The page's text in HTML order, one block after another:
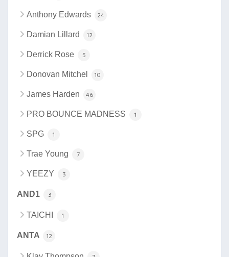
Anthony Edwards 24
Damian Lillard 12
Derrick Rose 5
Donovan Mitchel 10
James Harden 46
PRO BOUNCE MADNESS 1
SPG 1
Trae Young 7
YEEZY 3
AND1 3
TAICHI 1
ANTA 12